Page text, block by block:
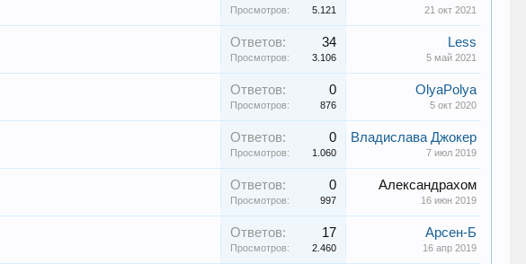
Просмотров: 5.121 21 окт 2021
Ответов: 34
Просмотров: 3.106
Less
5 май 2021
Ответов: 0
Просмотров: 876
OlyaPolya
5 окт 2020
Ответов: 0
Просмотров: 1.060
Владислава Джокер
7 июл 2019
Ответов: 0
Просмотров: 997
Александрахом
16 июн 2019
Ответов: 17
Просмотров: 2.460
Арсен-Б
16 апр 2019